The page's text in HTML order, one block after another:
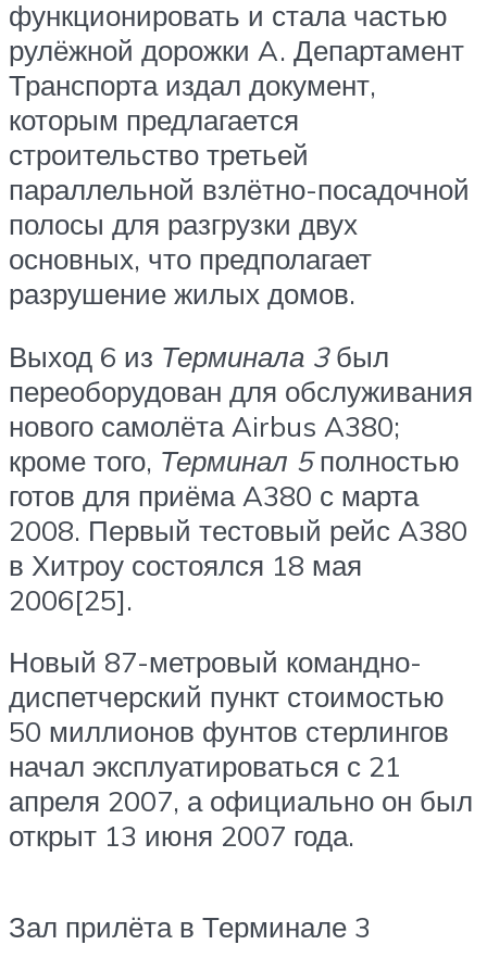
функционировать и стала частью
рулёжной дорожки A. Департамент
Транспорта издал документ,
которым предлагается
строительство третьей
параллельной взлётно-посадочной
полосы для разгрузки двух
основных, что предполагает
разрушение жилых домов.
Выход 6 из Терминала 3был
переоборудован для обслуживания
нового самолёта Airbus A380;
кроме того, Терминал 5полностью
готов для приёма A380 с марта
2008. Первый тестовый рейс A380
в Хитроу состоялся 18 мая
2006[25].
Новый 87-метровый командно-
диспетчерский пункт стоимостью
50 миллионов фунтов стерлингов
начал эксплуатироваться с 21
апреля 2007, а официально он был
открыт 13 июня 2007 года.
Зал прилёта в Терминале 3